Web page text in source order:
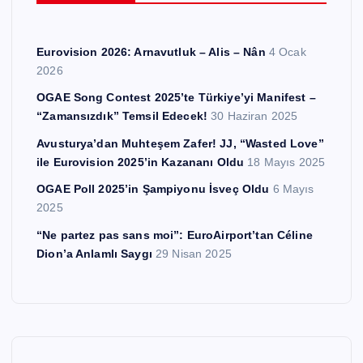
Eurovision 2026: Arnavutluk – Alis – Nân 4 Ocak
2026
OGAE Song Contest 2025’te Türkiye’yi Manifest –
“Zamansızdık” Temsil Edecek! 30 Haziran 2025
Avusturya’dan Muhteşem Zafer! JJ, “Wasted Love”
ile Eurovision 2025’in Kazananı Oldu 18 Mayıs 2025
OGAE Poll 2025’in Şampiyonu İsveç Oldu 6 Mayıs
2025
“Ne partez pas sans moi”: EuroAirport’tan Céline
Dion’a Anlamlı Saygı 29 Nisan 2025